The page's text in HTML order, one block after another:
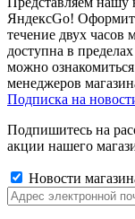
ЯндексGo!
течение двух часов
доступна в
можно
менеджеров
Подписка на
Подпишитесь на
акции нашего
Новости